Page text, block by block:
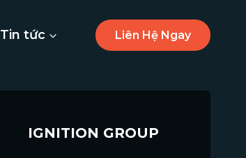
Tin tức Liên Hệ Ngay
IGNITION GROUP